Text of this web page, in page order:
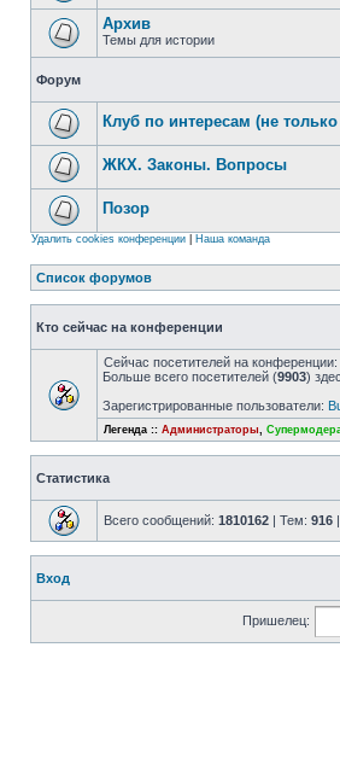
Архив
Темы для истории
Форум
Клуб по интересам (не
ЖКХ. Законы. Вопросы
Позор
Удалить cookies конференции Наша команда
Список форумов
Кто сейчас на конференции
Сейчас посетителей на конференции:
Больше всего посетителей (9903)
Зарегистрированные пользователи:
Легенда :: Администраторы,
Статистика
Всего сообщений: 1810162 | Тем: 916
Вход
Пришелец: